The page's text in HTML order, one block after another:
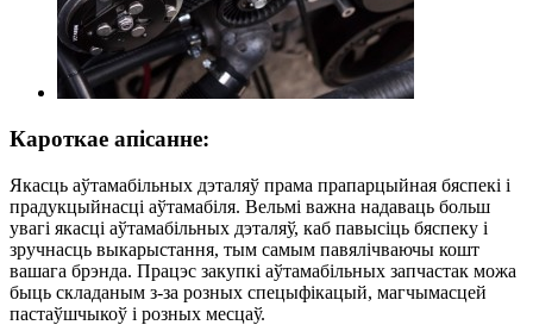
Кароткае апісанне:
Якасць аўтамабільных дэталяў прама прапарцыйная бяспекі і
прадукцыйнасці аўтамабіля. Вельмі важна надаваць больш
увагі якасці аўтамабільных дэталяў, каб павысіць бяспеку і
зручнасць выкарыстання, тым самым павялічваючы кошт
вашага брэнда. Працэс закупкі аўтамабільных запчастак можа
быць складаным з-за розных спецыфікацый, магчымасцей
пастаўшчыкоў і розных месцаў.